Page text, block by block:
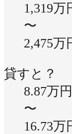
1,319万
〜
2,475万
貸すと？
8.87万
〜
16.73万